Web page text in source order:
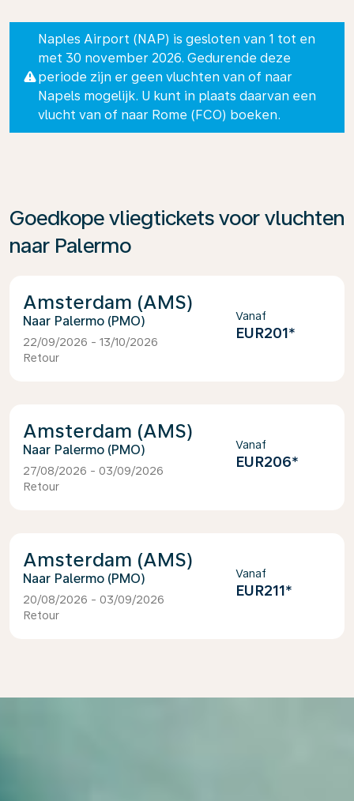
Naples Airport (NAP) is gesloten van 1 tot en
met 30 november 2026. Gedurende deze
periode zijn er geen vluchten van of naar
Napels mogelijk. U kunt in plaats daarvan een
vlucht van of naar Rome (FCO) boeken.
Goedkope vliegtickets voor vluchten
naar Palermo
Amsterdam (AMS)
Palermo (PMO)
22/09/2026 - 13/10/2026
Retour
Vanaf
EUR201*
Amsterdam (AMS)
Palermo (PMO)
27/08/2026 - 03/09/2026
Retour
Vanaf
EUR206*
Amsterdam (AMS)
Palermo (PMO)
20/08/2026 - 03/09/2026
Retour
Vanaf
EUR211*